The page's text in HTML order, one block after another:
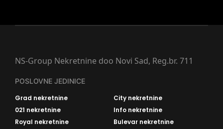
NS-Group Nekretnine doo Novi Sad, Reg.br. 711
POSLOVNE JEDINICE
Grad nekretnine
City nekretnine
021 nekretnine
Info nekretnine
Royal nekretnine
Bulevar nekretnine